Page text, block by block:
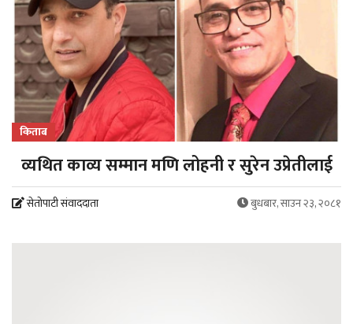
किताब
व्यथित काव्य सम्मान मणि लोहनी र सुरेन उप्रेतीलाई
सेतोपाटी संवाददाता बुधबार, साउन २३, २०८१